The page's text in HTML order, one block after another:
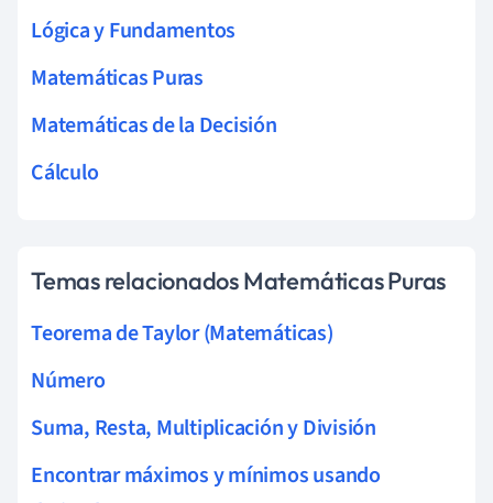
Lógica y Fundamentos
Matemáticas Puras
Matemáticas de la Decisión
Cálculo
Temas relacionados Matemáticas Puras
Teorema de Taylor (Matemáticas)
Número
Suma, Resta, Multiplicación y División
Encontrar máximos y mínimos usando